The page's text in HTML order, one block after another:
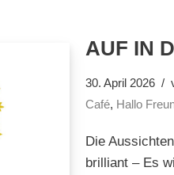
AUF IN
30. April 2026
Café, Hallo
Die
brilliant – Es